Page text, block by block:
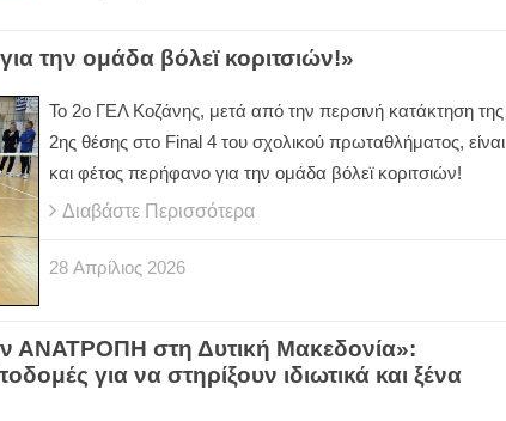
την ομάδα βόλεϊ κοριτσιών!»
Το 2ο ΓΕΛ Κοζάνης, μετά από την περσινή κατάκτηση της
2ης θέσης στο Final 4 του σχολικού πρωταθλήματος, είναι
και φέτος περήφανο για την ομάδα βόλεϊ κοριτσιών!
Διαβάστε Περισσότερα
28 Απρίλιος 2026
ΑΝΑΤΡΟΠΗ στη Δυτική Μακεδονία»:
για να στηρίξουν ιδιωτικά και ξένα